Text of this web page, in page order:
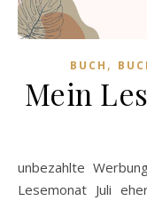
BUCH ,
Mein
unbezahlte Werbung Ich muss ehrlich sagen, dass der
Lesemonat Juli